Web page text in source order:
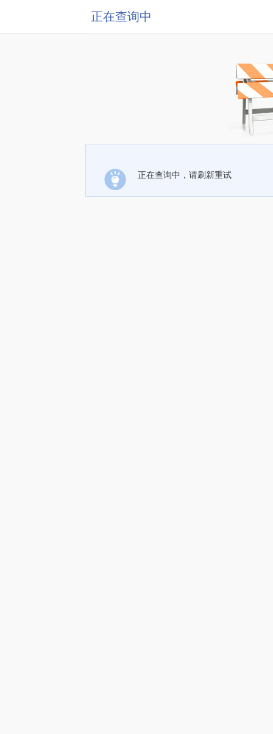
正在查询中
正在查询中，请刷新重试